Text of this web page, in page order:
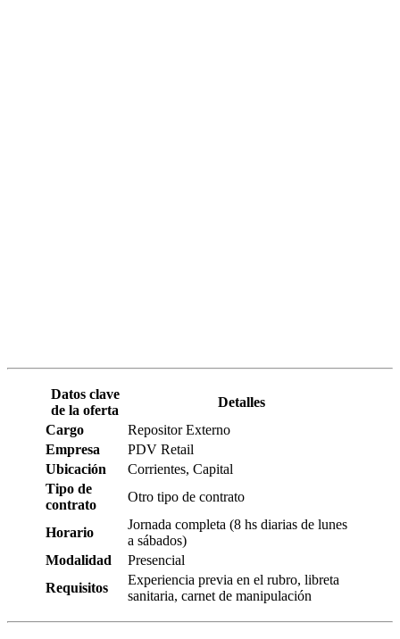
Datos clave
de la oferta
Detalles
Cargo
Repositor Externo
Empresa
PDV Retail
Ubicación
Corrientes, Capital
Tipo de
contrato
Otro tipo de contrato
Horario
Jornada completa (8 hs diarias de lunes
a sábados)
Modalidad
Presencial
Requisitos
Experiencia previa en el rubro, libreta
sanitaria, carnet de manipulación